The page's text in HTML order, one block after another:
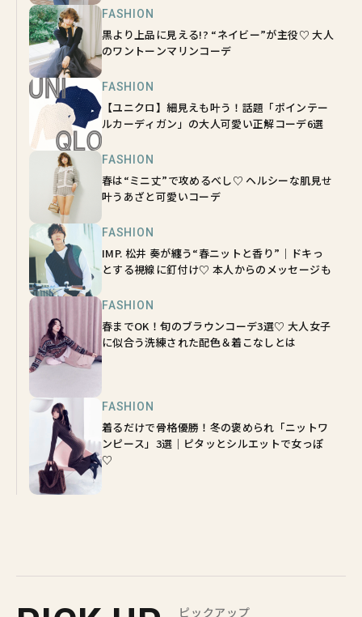
FASHION
黒より上品に見える!? “ネイビー”が主役♡ 大人
のワントーンマリンコーデ
FASHION
【ユニクロ】細見えも叶う！話題「ポインテー
ルカーディガン」の大人可愛い正解コーデ6選
FASHION
春は“ミニ丈”で攻めるべし♡ ヘルシーな肌見せ
叶うあざと可愛いコーデ
FASHION
IMP. 松井 奏が纏う“春ニットと香り”｜ドキっ
とする視線に釘付け♡ 本人からのメッセージも
FASHION
春までOK！旬のブラウンコーデ3選♡ 大人女子
に似合う洗練された配色＆着こなしとは
FASHION
着るだけで骨格優勝！冬の褒められ「ニットワ
ンピース」3選｜ピタッとシルエットで女っぽ
♡
ピックアップ